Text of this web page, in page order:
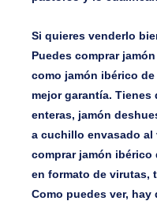
Si quieres venderlo
Puedes comprar
como jamón ibérico
mejor garantía.
enteras, jamón
a cuchillo envasado al
comprar jamón ibérico
en formato de virutas,
Como puedes ver,